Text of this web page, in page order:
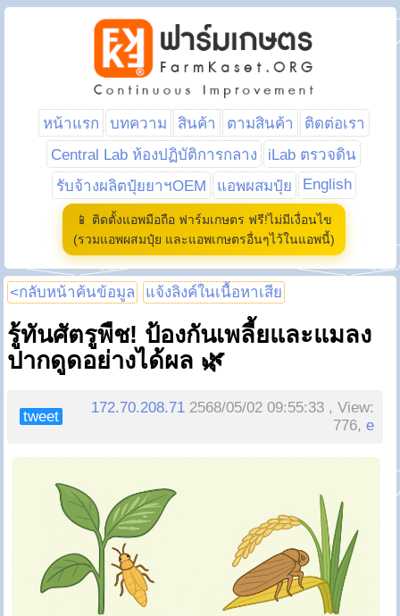
หน้าแรก บทความ สินค้า ตามสินค้า
ติดต่อเรา
Central Lab ห้องปฏิบัติการกลาง
iLab ตรวจดิน
รับจ้างผลิตปุ๋ยยาฯOEM
แอพผสมปุ๋ย English
📱 ติดตั้งแอพมือถือ ฟาร์มเกษตร ฟรี!ไม่มีเงื่อนไข
(รวมแอพผสมปุ๋ย และแอพเกษตรอื่นๆไว้ในแอพนี้)
<กลับหน้าค้นข้อมูล แจ้งลิงค์ในเนื้อหาเสีย
รู้ทันศัตรูพืช! ป้องกันเพลี้ยและแมลง
ปากดูดอย่างได้ผล 🌿
tweet
172.70.208.71 2568/05/02 09:55:33 , View:
776,e